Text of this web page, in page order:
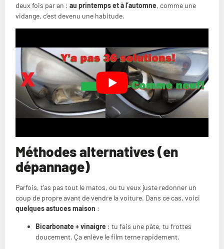
deux fois par an : au printemps et à l’automne, comme une
vidange, c’est devenu une habitude.
Méthodes alternatives (en
dépannage)
Parfois, t’as pas tout le matos, ou tu veux juste redonner un
coup de propre avant de vendre la voiture. Dans ce cas, voici
quelques astuces maison :
Bicarbonate + vinaigre : tu fais une pâte, tu frottes
doucement. Ça enlève le film terne rapidement.